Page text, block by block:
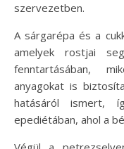
szervezetben.
A sárgarépa és a
amelyek rostjai
fenntartásában,
anyagokat is
hatásáról ismert,
epediétában, ahol a